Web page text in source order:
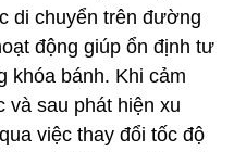
di chuyển trên đường
động giúp ổn định tư
khóa bánh. Khi cảm
và sau phát hiện xu
việc thay đổi tốc độ